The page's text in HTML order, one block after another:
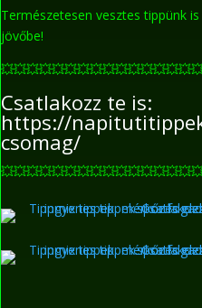
Természetesen vesztes tippünk
jövőbe!
💥💥💥💥💥💥💥💥💥💥💥💥💥💥💥
Csatlakozz te is:
https://
csomag/
💥💥💥💥💥💥💥💥💥💥💥💥💥💥💥